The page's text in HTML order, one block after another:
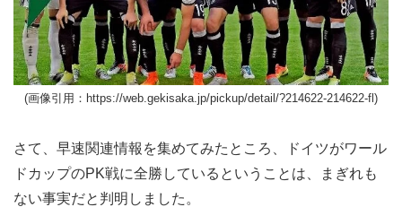
(画像引用：https://web.gekisaka.jp/pickup/detail/?214622-214622-fl)
さて、早速関連情報を集めてみたところ、ドイツがワール
ドカップのPK戦に全勝しているということは、まぎれも
ない事実だと判明しました。